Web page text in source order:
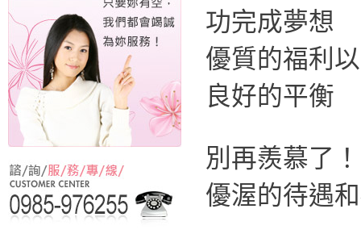
功完成夢想
優質的福利
良好的平衡
別再羨慕了！
優渥的待遇